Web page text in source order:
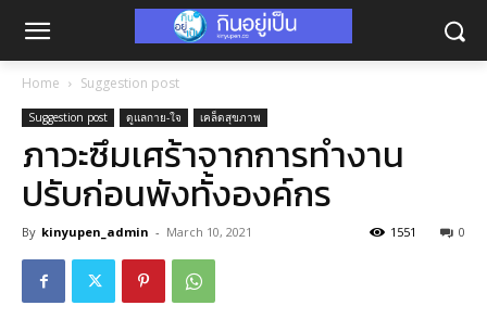
Home Suggestion post
Suggestion post ดูแลกาย-ใจ เคล็ดสุขภาพ
ภาวะซึมเศร้าจากการทำงาน
ปรับก่อนพังทั้งองค์กร
By kinyupen_admin - March 10, 2021 0
1551